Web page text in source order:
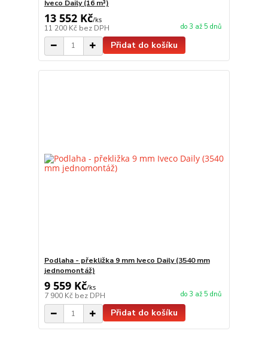
Iveco Daily (16 m³)
13 552 Kč/ks
11 200 Kč bez DPH do 3 až 5 dnů
Přidat do košíku
Podlaha - překližka 9 mm Iveco Daily (3540 mm
jednomontáž)
9 559 Kč/ks
7 900 Kč bez DPH do 3 až 5 dnů
Přidat do košíku